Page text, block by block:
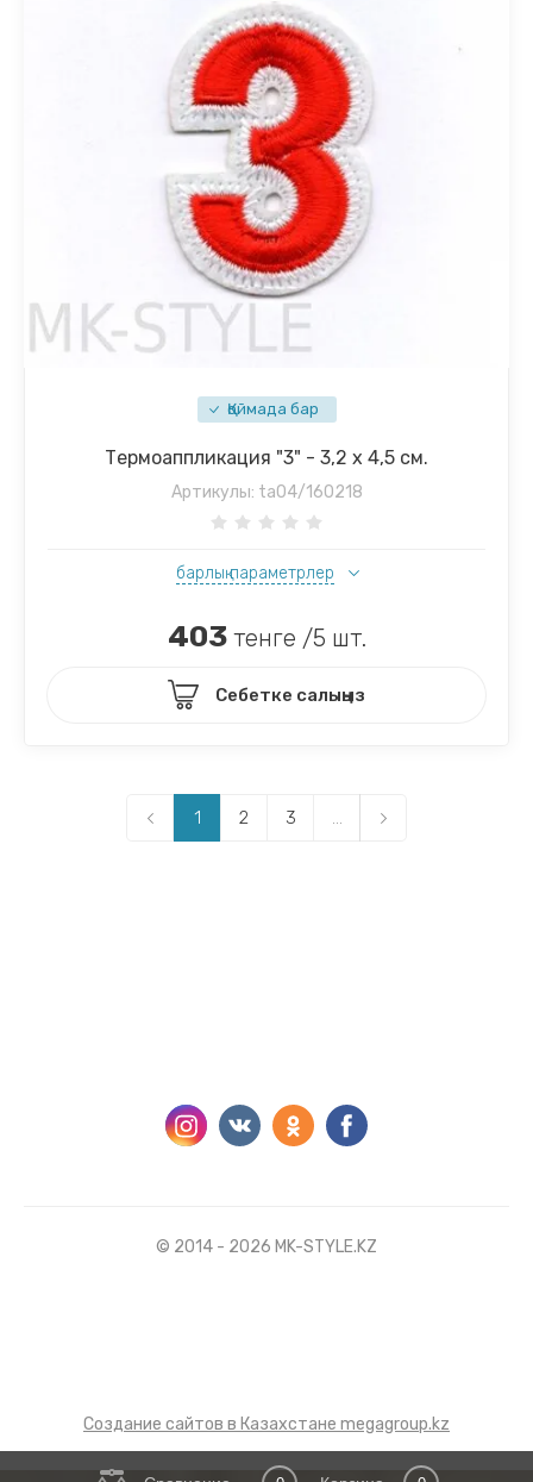
Қоймада бар
Термоаппликация "3" - 3,2 х 4,5 см.
Артикулы: ta04/160218
барлық параметрлер
403тенге /5 шт.
Себетке салыңыз
1 2 3 ...
© 2014 - 2026 MK-STYLE.KZ
Создание сайтов в Казахстане megagroup.kz